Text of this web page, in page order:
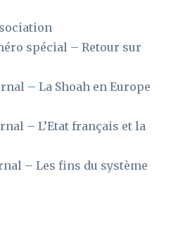
spécial – Retour sur
– La Shoah en Europe
– L’Etat français et la
– Les fins du système